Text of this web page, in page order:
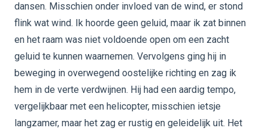
dansen. Misschien onder invloed van de wind, er stond
flink wat wind. Ik hoorde geen geluid, maar ik zat binnen
en het raam was niet voldoende open om een zacht
geluid te kunnen waarnemen. Vervolgens ging hij in
beweging in overwegend oostelijke richting en zag ik
hem in de verte verdwijnen. Hij had een aardig tempo,
vergelijkbaar met een helicopter, misschien ietsje
langzamer, maar het zag er rustig en geleidelijk uit. Het